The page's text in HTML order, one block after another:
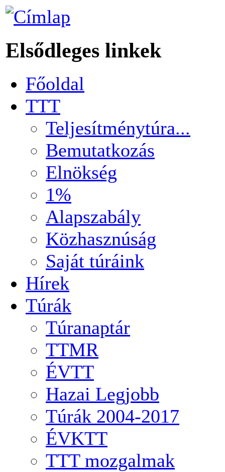
Elsődleges linkek
Főoldal
TTT
Teljesítménytúra...
Bemutatkozás
Elnökség
1%
Alapszabály
Közhasznúság
Saját túráink
Hírek
Túrák
Túranaptár
TTMR
ÉVTT
Hazai Legjobb
Túrák 2004-2017
ÉVKTT
TTT mozgalmak